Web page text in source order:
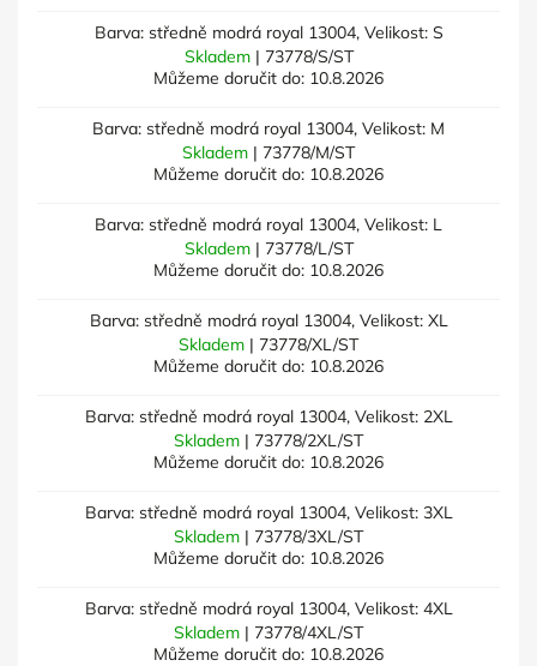
Barva: středně modrá royal 13004, Velikost: S
Skladem | 73778/S/ST
Můžeme doručit do: 10.8.2026
Barva: středně modrá royal 13004, Velikost: M
Skladem | 73778/M/ST
Můžeme doručit do: 10.8.2026
Barva: středně modrá royal 13004, Velikost: L
Skladem | 73778/L/ST
Můžeme doručit do: 10.8.2026
Barva: středně modrá royal 13004, Velikost: XL
Skladem | 73778/XL/ST
Můžeme doručit do: 10.8.2026
Barva: středně modrá royal 13004, Velikost: 2XL
Skladem | 73778/2XL/ST
Můžeme doručit do: 10.8.2026
Barva: středně modrá royal 13004, Velikost: 3XL
Skladem | 73778/3XL/ST
Můžeme doručit do: 10.8.2026
Barva: středně modrá royal 13004, Velikost: 4XL
Skladem | 73778/4XL/ST
Můžeme doručit do: 10.8.2026